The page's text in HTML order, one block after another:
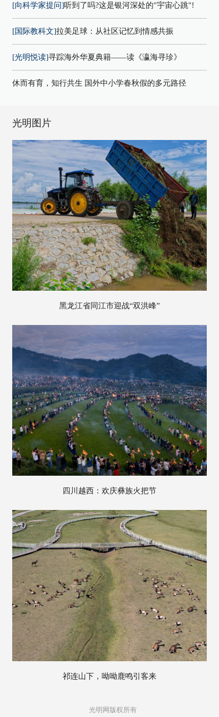
[向科学家提问]听到了吗?这是银河深处的"宇宙心跳"!
[国际教科文]拉美足球：从社区记忆到情感共振
[光明悦读]寻踪海外华夏典籍——读《瀛海寻珍》
休而有育，知行共生 国外中小学春秋假的多元路径
光明图片
黑龙江省同江市迎战“双洪峰”
四川越西：欢庆彝族火把节
祁连山下，呦呦鹿鸣引客来
光明网版权所有